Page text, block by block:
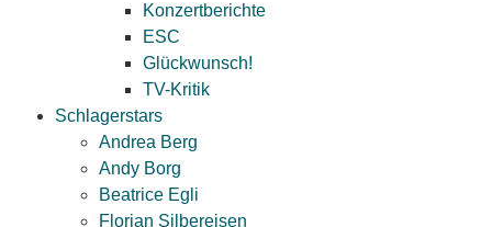
Konzertberichte
ESC
Glückwunsch!
TV-Kritik
Schlagerstars
Andrea Berg
Andy Borg
Beatrice Egli
Florian Silbereisen